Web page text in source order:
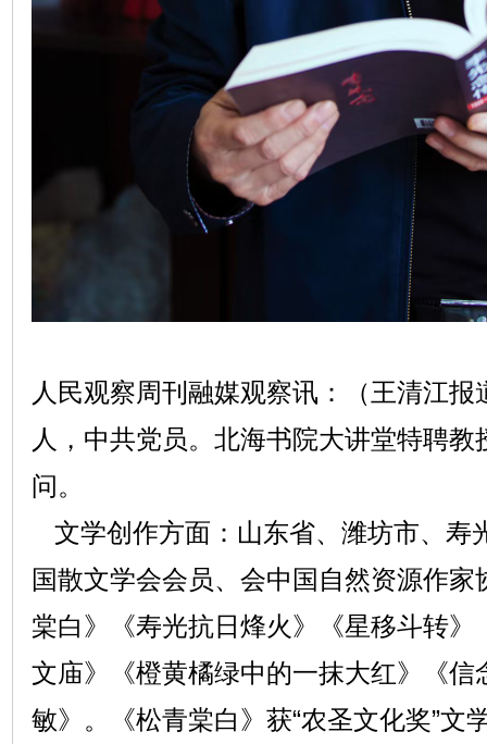
人民观察周刊融媒观察讯：（王清江
人，中共党员。北海书院大讲堂特聘
问。
文学创作方面：山东省、潍坊市、寿
国散文学会会员、会中国自然资源作
棠白》《寿光抗日烽火》《星移斗转》
文庙》《橙黄橘绿中的一抹大红》《信
敏》。《松青棠白》获“农圣文化奖”文